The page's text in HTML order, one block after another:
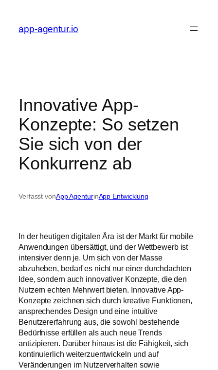
springen
app-agentur.io
Innovative App-
Konzepte: So setzen
Sie sich von der
Konkurrenz ab
Verfasst vonApp AgenturinApp Entwicklung
In der heutigen digitalen Ära ist der Markt für mobile
Anwendungen übersättigt, und der Wettbewerb ist
intensiver denn je. Um sich von der Masse
abzuheben, bedarf es nicht nur einer durchdachten
Idee, sondern auch innovativer Konzepte, die den
Nutzern echten Mehrwert bieten. Innovative App-
Konzepte zeichnen sich durch kreative Funktionen,
ansprechendes Design und eine intuitive
Benutzererfahrung aus, die sowohl bestehende
Bedürfnisse erfüllen als auch neue Trends
antizipieren. Darüber hinaus ist die Fähigkeit, sich
kontinuierlich weiterzuentwickeln und auf
Veränderungen im Nutzerverhalten sowie